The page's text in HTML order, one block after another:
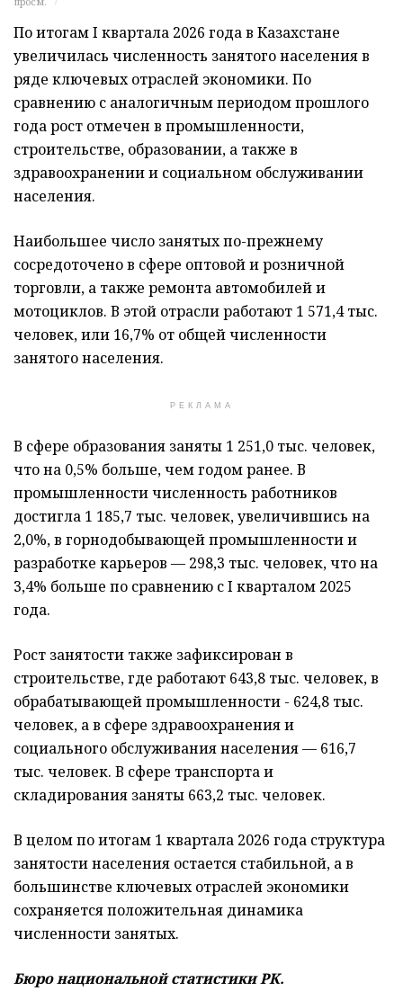
По итогам I квартала 2026 года в Казахстане
увеличилась численность занятого населения в
ряде ключевых отраслей экономики. По
сравнению с аналогичным периодом прошлого
года рост отмечен в промышленности,
строительстве, образовании, а также в
здравоохранении и социальном обслуживании
населения.
Наибольшее число занятых по-прежнему
сосредоточено в сфере оптовой и розничной
торговли, а также ремонта автомобилей и
мотоциклов. В этой отрасли работают 1 571,4 тыс.
человек, или 16,7% от общей численности
занятого населения.
РЕКЛАМА
В сфере образования заняты 1 251,0 тыс. человек,
что на 0,5% больше, чем годом ранее. В
промышленности численность работников
достигла 1 185,7 тыс. человек, увеличившись на
2,0%, в горнодобывающей промышленности и
разработке карьеров — 298,3 тыс. человек, что на
3,4% больше по сравнению с I кварталом 2025
года.
Рост занятости также зафиксирован в
строительстве, где работают 643,8 тыс. человек, в
обрабатывающей промышленности ­­- 624,8 тыс.
человек, а в сфере здравоохранения и
социального обслуживания населения — 616,7
тыс. человек. В сфере транспорта и
складирования заняты 663,2 тыс. человек.
В целом по итогам 1 квартала 2026 года структура
занятости населения остается стабильной, а в
большинстве ключевых отраслей экономики
сохраняется положительная динамика
численности занятых.
Бюро национальной статистики РК.